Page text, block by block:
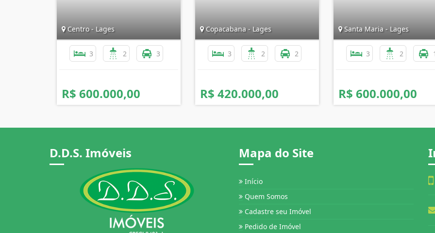
Centro - Lages
3 2 3
R$ 600.000,00
Copacabana - Lages
3 2 2
R$ 420.000,00
Santa Maria - Lages
3 2
R$ 600.000,00
D.D.S. Imóveis Mapa do Site
Início
Quem Somos
Cadastre seu Imóvel
Pedido de Imóvel